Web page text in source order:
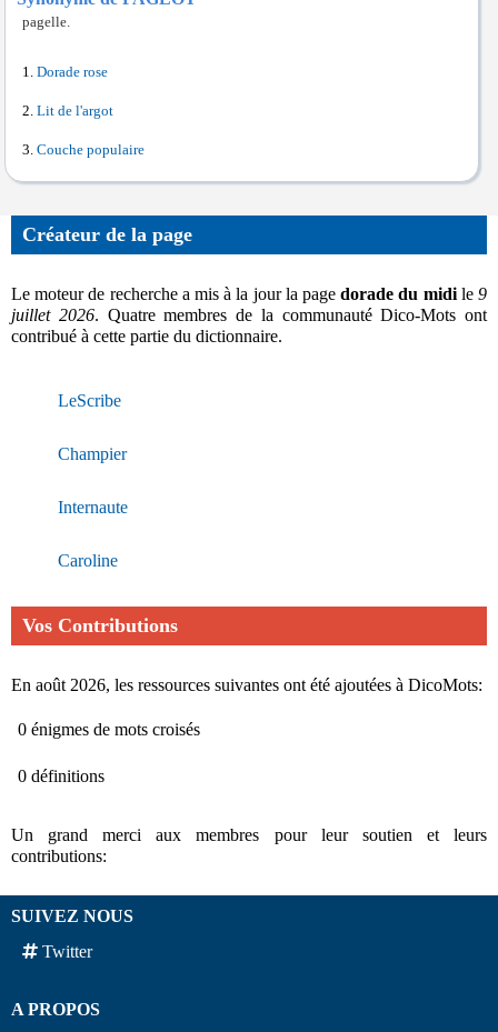
pagelle.
Dorade rose
Lit de l'argot
Couche populaire
Créateur de la page
Le moteur de recherche a mis à la jour la pagedorade du midile9
juillet 2026. Quatre membres de la communauté Dico-Mots ont
contribué à cette partie du dictionnaire.
LeScribe
Champier
Internaute
Caroline
Vos Contributions
En août 2026, les ressources suivantes ont été ajoutées à DicoMots:
0 énigmes de mots croisés
0 définitions
Un grand merci aux membres pour leur soutien et leurs
contributions:
SUIVEZ NOUS
Twitter
A PROPOS